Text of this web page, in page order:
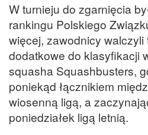
W turnieju do zgarnięcia
rankingu Polskiego
więcej, zawodnicy walczyli
dodatkowe do klasyfikacji
squasha Squashbusters,
poniekąd łącznikiem
wiosenną ligą, a
poniedziałek ligą letnią.